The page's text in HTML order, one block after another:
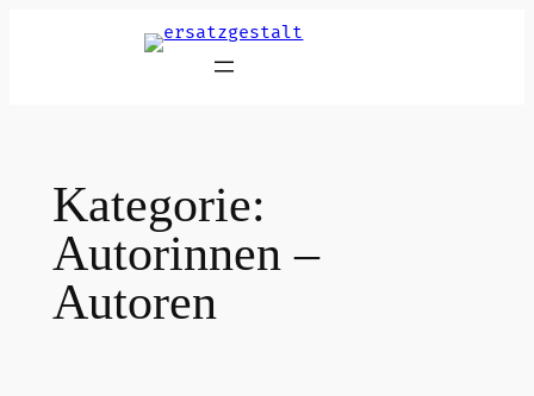
Kategorie:
Autorinnen –
Autoren